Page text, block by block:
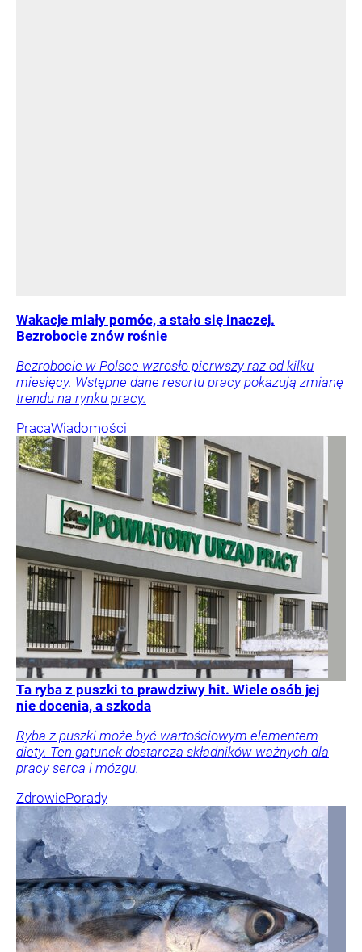
Wakacje miały pomóc, a stało się inaczej.
Bezrobocie znów rośnie
Bezrobocie w Polsce wzrosło pierwszy raz od kilku
miesięcy. Wstępne dane resortu pracy pokazują zmianę
trendu na rynku pracy.
PracaWiadomości
Ta ryba z puszki to prawdziwy hit. Wiele osób jej
nie docenia, a szkoda
Ryba z puszki może być wartościowym elementem
diety. Ten gatunek dostarcza składników ważnych dla
pracy serca i mózgu.
ZdrowiePorady